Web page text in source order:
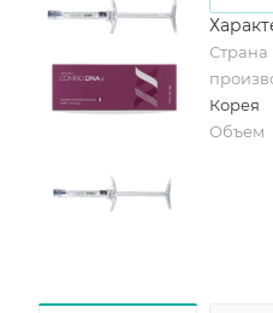
Страна
Корея
Объем